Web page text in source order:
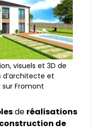
visuels et 3D de
d’architecte et
Fromont
de réalisations
construction de